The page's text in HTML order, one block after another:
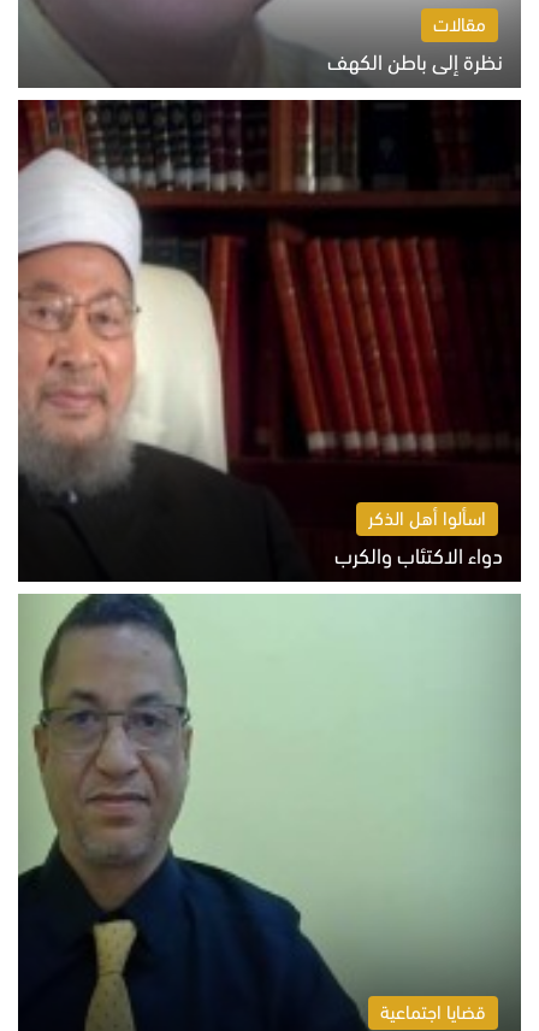
مقالات
نظرة إلى باطن الكهف
السبت 8 أغسطس 2026 11:04 ص
اسألوا أهل الذكر
دواء الاكتئاب والكرب
السبت 8 أغسطس 2026 10:54 ص
قضايا اجتماعية